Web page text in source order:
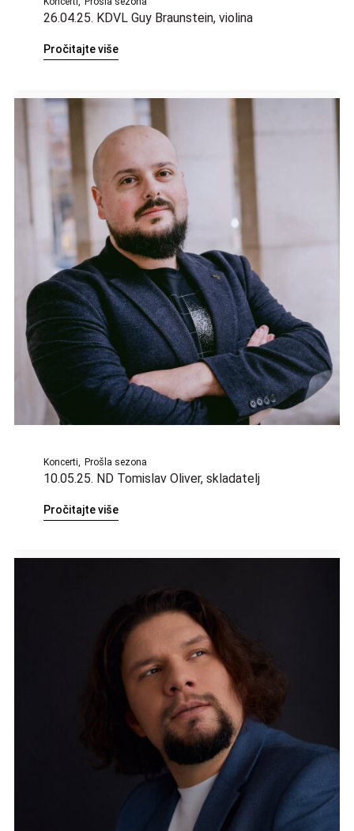
26.04.25. KDVL Guy Braunstein, violina
Pročitajte više
Koncerti Prošla sezona
10.05.25. ND Tomislav Oliver, skladatelj
Pročitajte više